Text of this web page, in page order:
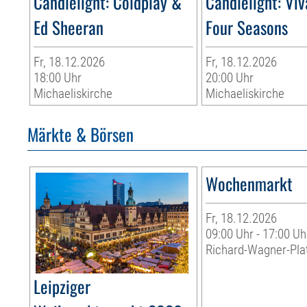
Ed Sheeran
Fr, 18.12.2026
18:00 Uhr
Michaeliskirche
Four Seasons
Fr, 18.12.2026
20:00 Uhr
Michaeliskirche
Märkte & Börsen
Leipziger
Wochenmarkt
Fr, 18.12.2026
09:00 Uhr - 17:00
Richard-Wagner-